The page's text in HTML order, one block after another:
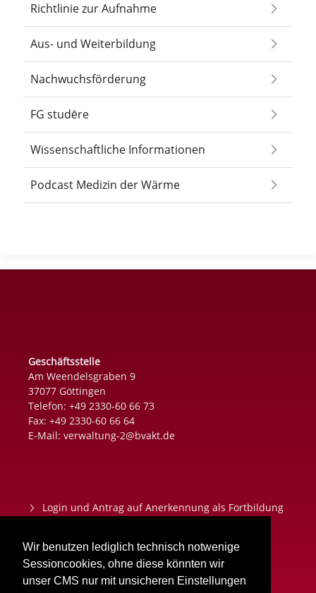
Wir benutzen lediglich technisch notwenige
Sessioncookies, ohne diese könnten wir
unser CMS nur mit unsicheren Einstellungen
Richtlinie zur Aufnahme
Aus- und Weiterbildung
Nachwuchsförderung
FG studēre
Wissenschaftliche Informationen
Podcast Medizin der Wärme
Geschäftsstelle
Am Weendelsgraben 9
37077 Göttingen
Telefon: +49 2330-60 66 73
Fax: +49 2330-60 66 64
E-Mail: verwaltung-2@bvakt.de
Login und Antrag auf Anerkennung als Fortbildung
Impressum
Aktuelles